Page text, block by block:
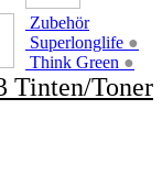
Zubehör
Superlonglife ●
Think Green ●
Tinten/Toner